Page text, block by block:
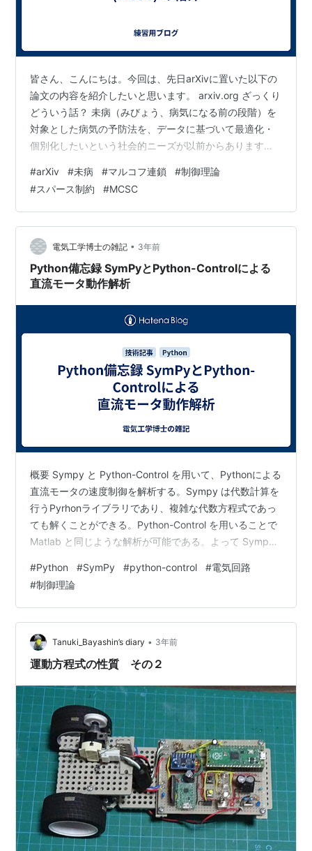
皆さん、こんにちは。今回は、先日arXivに置いた以下の
論文の内容を紹介したいと思います。 arxiv.org ざっくり
どういう話？ 未病（みびょう、病気になる前の段階）を
対象とした病気の予防法を、データに基づいて最適化・
個別化したいという社会的ニーズが以前からあります。
たものです。 未病が注目されている理由 一般的に、様々
な病気を予防するには、生活習慣の改善が大事と言われ
ています。例えば、適度な運動をする、バランスの良い
食事を取る、十分な睡眠を取る、ストレスを減らす、な
どです。それらは実際に効果が抜群であることが、様々
な研究から明らかになって…
#arXiv #未病 #マルコフ連鎖 #制御理論
#スパース制約 #MCSC
電気工学博士の雑記 • 3年前
Python備忘録 SymPyとPython-Controlによる
直流モータ動作解析
概要 Sympy と Python-Control を用いて、Pythonによる
直流モータの速度制御を解析する。Sympy は代数計算を
行うPyrhonライブラリであり、複雑な代数方程式であっ
ても解くことができる。Python-Control を用いることで
Matlab と同じような解析が可能である。よって Sympy
モデルの解析から、数値計算による評価まで Python だ
けで行うことができる。 背景 Pythonによる科学技術計
算についてWeb上では情報が充実しており、これらの情
報を用いて複雑な科学技術計算を行うことが…
#Python #SymPy #python-control #電気回路
#制御理論
Tanuki_Bayashin’s diary • 3年前
運動方程式の性質 その２